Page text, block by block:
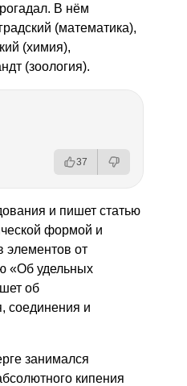
В нём
(математика),
(химия),
(зоология).
37
и пишет статью
формой и
элементов от
«Об удельных
об
соединения и
занимался
кипения